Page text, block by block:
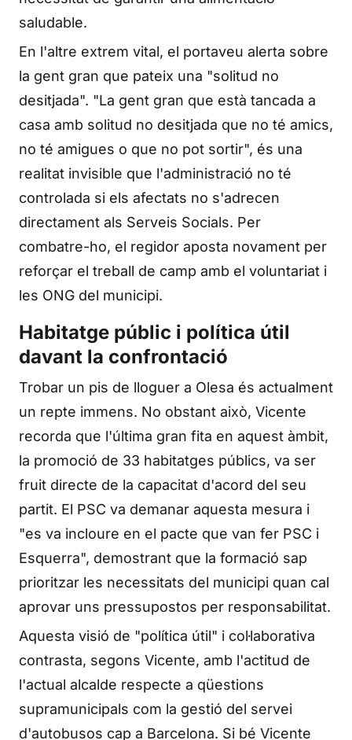
saludable.
En l'altre extrem vital, el portaveu alerta sobre
la gent gran que pateix una "solitud no
desitjada". "La gent gran que està tancada a
casa amb solitud no desitjada que no té amics,
no té amigues o que no pot sortir", és una
realitat invisible que l'administració no té
controlada si els afectats no s'adrecen
directament als Serveis Socials. Per
combatre-ho, el regidor aposta novament per
reforçar el treball de camp amb el voluntariat i
les ONG del municipi.
Habitatge públic i política útil
davant la confrontació
Trobar un pis de lloguer a Olesa és actualment
un repte immens. No obstant això, Vicente
recorda que l'última gran fita en aquest àmbit,
la promoció de 33 habitatges públics, va ser
fruit directe de la capacitat d'acord del seu
partit. El PSC va demanar aquesta mesura i
"es va incloure en el pacte que van fer PSC i
Esquerra", demostrant que la formació sap
prioritzar les necessitats del municipi quan cal
aprovar uns pressupostos per responsabilitat.
Aquesta visió de "política útil" i col·laborativa
contrasta, segons Vicente, amb l'actitud de
l'actual alcalde respecte a qüestions
supramunicipals com la gestió del servei
d'autobusos cap a Barcelona. Si bé Vicente